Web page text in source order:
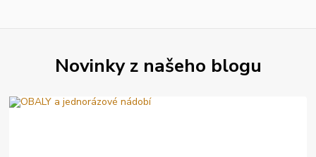
Novinky z našeho blogu